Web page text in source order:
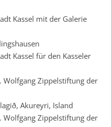
Kassel mit der Galerie
Kassel für den Kasseler
Zippelstiftung der
Akureyri, Island
Zippelstiftung der